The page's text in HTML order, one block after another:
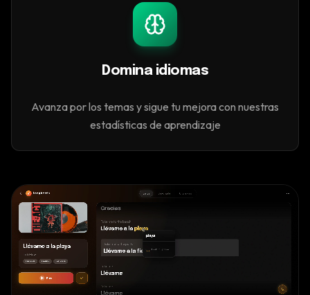
Domina idiomas
Avanza por los temas y sigue tu mejora con nuestras
estadísticas de aprendizaje